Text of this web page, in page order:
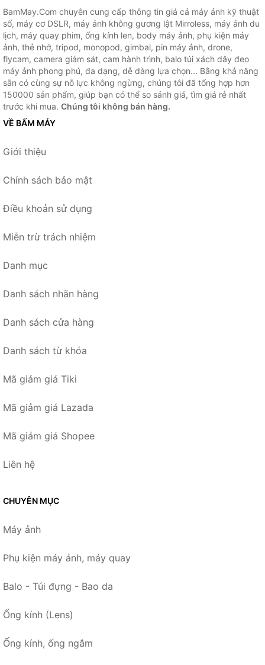
BamMay.Com chuyên cung cấp thông tin giá cả máy ảnh kỹ thuật
số, máy cơ DSLR, máy ảnh không gương lật Mirroless, máy ảnh du
lịch, máy quay phim, ống kính len, body máy ảnh, phụ kiện máy
ảnh, thẻ nhớ, tripod, monopod, gimbal, pin máy ảnh, drone,
flycam, camera giám sát, cam hành trình, balo túi xách dây đeo
máy ảnh phong phú, đa dạng, dễ dàng lựa chọn... Bằng khả năng
sẵn có cùng sự nỗ lực không ngừng, chúng tôi đã tổng hợp hơn
150000 sản phẩm, giúp bạn có thể so sánh giá, tìm giá rẻ nhất
trước khi mua. Chúng tôi không bán hàng.
VỀ BẤM MÁY
Giới thiệu
Chính sách bảo mật
Điều khoản sử dụng
Miễn trừ trách nhiệm
Danh mục
Danh sách nhãn hàng
Danh sách cửa hàng
Danh sách từ khóa
Mã giảm giá Tiki
Mã giảm giá Lazada
Mã giảm giá Shopee
Liên hệ
CHUYÊN MỤC
Máy ảnh
Phụ kiện máy ảnh, máy quay
Balo - Túi đựng - Bao da
Ống kính (Lens)
Ống kính, ống ngắm